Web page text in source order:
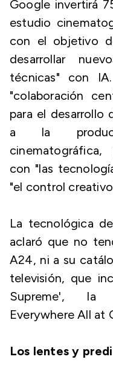
Google invertirá
estudio
con el objetivo
desarrollar
técnicas" con
"colaboración
para el desarrollo
a la
cinematográfica,
con "las
"el control
La tecnológica
aclaró que no
A24, ni a su
televisión, que
Supreme', la
Everywhere All at
Los lentes y